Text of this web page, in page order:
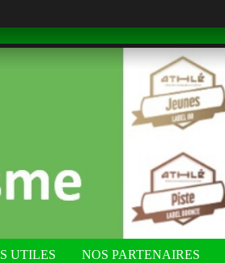
UTILES NOS PARTENAIRES